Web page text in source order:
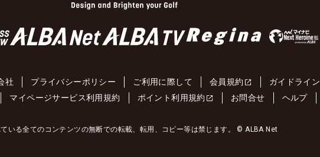
社 プライバシーポリシー ご利用に際して 会員規約 ガイドライン
マイページサービス利用規約 ポイント利用規約 お問合せ ヘルプ
いる全てのコンテンツの無断での転載、転用、コピー等は禁じます。 © ALBA Net